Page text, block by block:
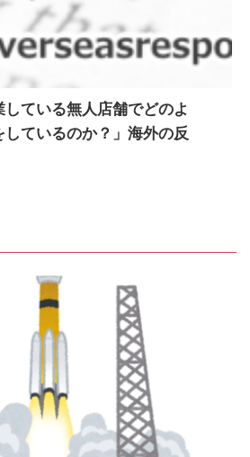
している無人店舗でどのよ
しているのか？」海外の反